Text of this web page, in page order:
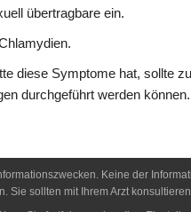
übertragbare ein.
diese Symptome hat, sollte
durchgeführt werden können.
Keine der
Sie sollten mit Ihrem Arzt